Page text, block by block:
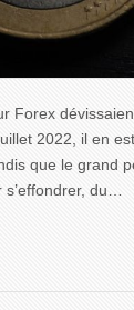
Forex
2022, il en
que le grand
du…